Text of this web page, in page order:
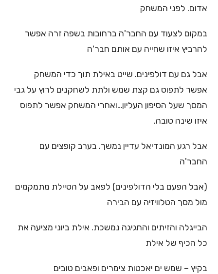
אדום. לפני המשחק
במקום לצעוד עם החבר'ה ברחובות בשפה זרה אפשר
להרביץ איזו שחייה עם אותם חבר'ה
אבל גם עם דולפינים. שייט באילת תוך כדי המשחק
אפשר לתפוס גם קצת שמש ולתת לשחקנים לרוץ על גבי
המסך שעל הסיפון העליון…ואחרי המשחק אפשר לתפוס
איזו שינה טובה.
אבל רגע המונדיאל עדיין נמשך. בערב קופצים עם
החבר'ה
(אבל הפעם בלי הדולפינים) לפאב על הטיילת מתמקמים
מול מסך הטלוויזיה עם הבירה
הבייגלה והזיתים והחגיגה נמשכת. אילת ביוני מציעה את
כל הכיף של אילת
בקיץ – שמש ים יאכטות צימרים ופאבים טובים